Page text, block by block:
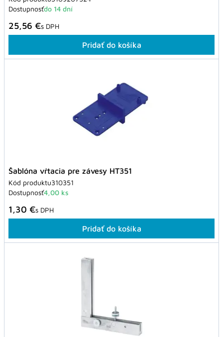
Dostupnosťdo 14 dní
25,56 €s DPH
Pridať do košíka
Šablóna vŕtacia pre závesy HT351
Kód produktu310351
Dostupnosť4,00 ks
1,30 €s DPH
Pridať do košíka